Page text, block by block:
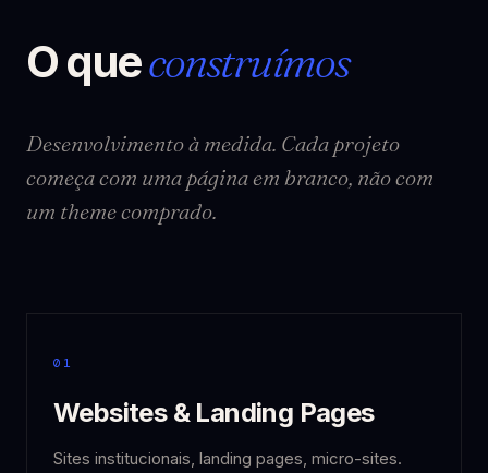
O queconstruímos
Desenvolvimento à medida. Cada projeto
começa com uma página em branco, não com
um theme comprado.
01
Websites & Landing Pages
Sites institucionais, landing pages, micro-sites.